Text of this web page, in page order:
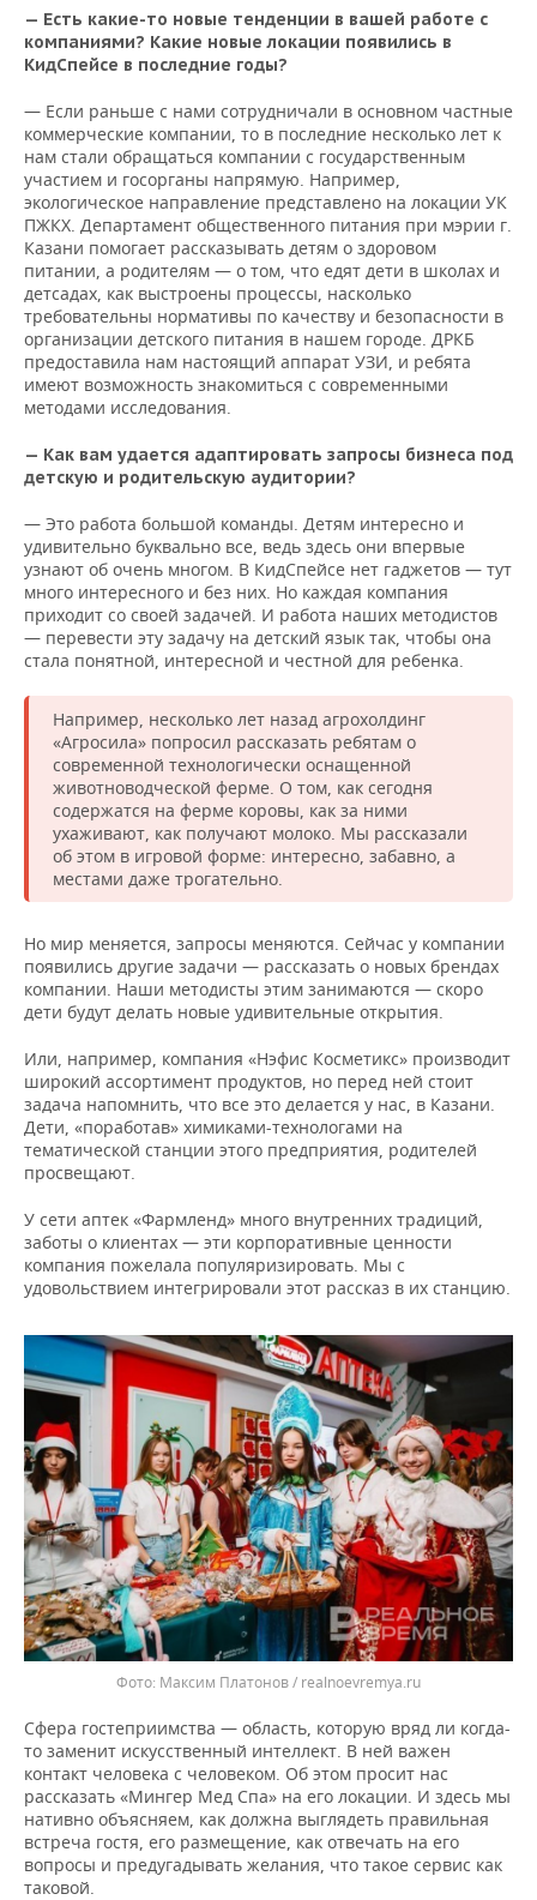
— Есть какие-то новые тенденции в вашей работе с
компаниями? Какие новые локации появились в
КидСпейсе в последние годы?
— Если раньше с нами сотрудничали в основном частные
коммерческие компании, то в последние несколько лет к
нам стали обращаться компании с государственным
участием и госорганы напрямую. Например,
экологическое направление представлено на локации УК
ПЖКХ. Департамент общественного питания при мэрии г.
Казани помогает рассказывать детям о здоровом
питании, а родителям — о том, что едят дети в школах и
детсадах, как выстроены процессы, насколько
требовательны нормативы по качеству и безопасности в
организации детского питания в нашем городе. ДРКБ
предоставила нам настоящий аппарат УЗИ, и ребята
имеют возможность знакомиться с современными
методами исследования.
— Как вам удается адаптировать запросы бизнеса под
детскую и родительскую аудитории?
— Это работа большой команды. Детям интересно и
удивительно буквально все, ведь здесь они впервые
узнают об очень многом. В КидСпейсе нет гаджетов — тут
много интересного и без них. Но каждая компания
приходит со своей задачей. И работа наших методистов
— перевести эту задачу на детский язык так, чтобы она
стала понятной, интересной и честной для ребенка.
Например, несколько лет назад агрохолдинг
«Агросила» попросил рассказать ребятам о
современной технологически оснащенной
животноводческой ферме. О том, как сегодня
содержатся на ферме коровы, как за ними
ухаживают, как получают молоко. Мы рассказали
об этом в игровой форме: интересно, забавно, а
местами даже трогательно.
Но мир меняется, запросы меняются. Сейчас у компании
появились другие задачи — рассказать о новых брендах
компании. Наши методисты этим занимаются — скоро
дети будут делать новые удивительные открытия.
Или, например, компания «Нэфис Косметикс» производит
широкий ассортимент продуктов, но перед ней стоит
задача напомнить, что все это делается у нас, в Казани.
Дети, «поработав» химиками-технологами на
тематической станции этого предприятия, родителей
просвещают.
У сети аптек «Фармленд» много внутренних традиций,
заботы о клиентах — эти корпоративные ценности
компания пожелала популяризировать. Мы с
удовольствием интегрировали этот рассказ в их станцию.
Максим Платонов / realnoevremya.ru
Сфера гостеприимства — область, которую вряд ли когда-
то заменит искусственный интеллект. В ней важен
контакт человека с человеком. Об этом просит нас
рассказать «Мингер Мед Спа» на его локации. И здесь мы
нативно объясняем, как должна выглядеть правильная
встреча гостя, его размещение, как отвечать на его
вопросы и предугадывать желания, что такое сервис как
таковой.